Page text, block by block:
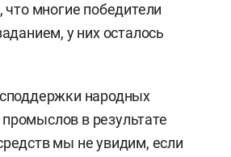
что многие победители
у них осталось
народных
в результате
мы не увидим, если